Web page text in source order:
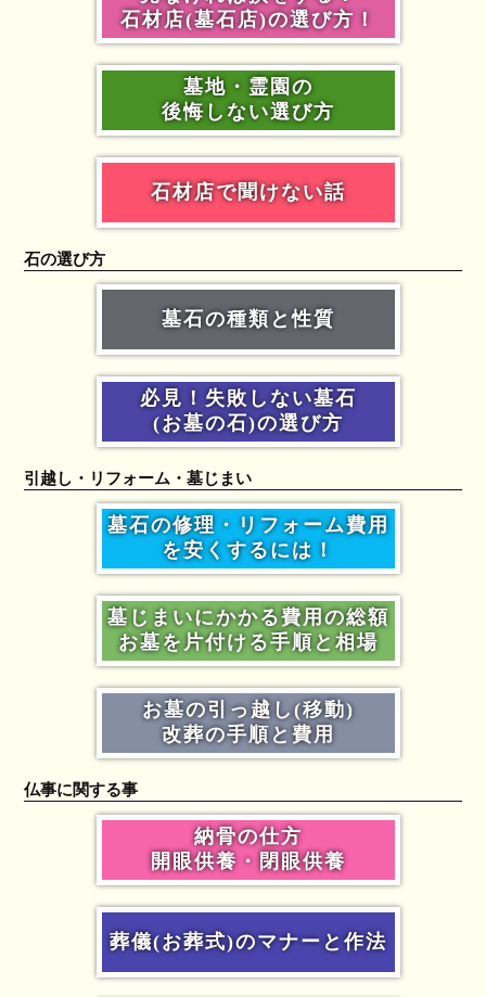
石材店(墓石店)の選び方！
墓地・霊園の
後悔しない選び方
石材店で聞けない話
石の選び方
墓石の種類と性質
必見！失敗しない墓石
(お墓の石)の選び方
引越し・リフォーム・墓じまい
墓石の修理・リフォーム費用
を安くするには！
墓じまいにかかる費用の総額
お墓を片付ける手順と相場
お墓の引っ越し(移動)
改葬の手順と費用
仏事に関する事
納骨の仕方
開眼供養・閉眼供養
葬儀(お葬式)のマナーと作法